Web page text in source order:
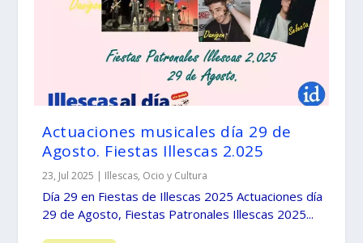
Actuaciones musicales día 29 de
Agosto. Fiestas Illescas 2.025
23, Jul 2025 | Illescas, Ocio y Cultura
Día 29 en Fiestas de Illescas 2025 Actuaciones día
29 de Agosto, Fiestas Patronales Illescas 2025...